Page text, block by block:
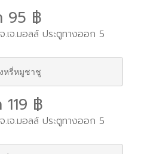
95 ฿
จ.มอลล์ ประตูทางออก 5
หรี่หมูชาชู
119 ฿
จ.มอลล์ ประตูทางออก 5